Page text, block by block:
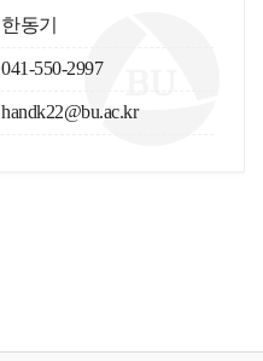
한동기
041-550-2997
handk22@bu.ac.kr